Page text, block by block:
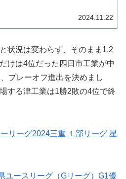
2024.11.22
状況は変わらず、そのまま1,2
けは4位だった四日市工業が中
プレーオフ進出を決めまし
する津工業は1勝2敗の4位で終
リーグ2024三重 １部リーグ 星
ユースリーグ（Gリーグ）G1優